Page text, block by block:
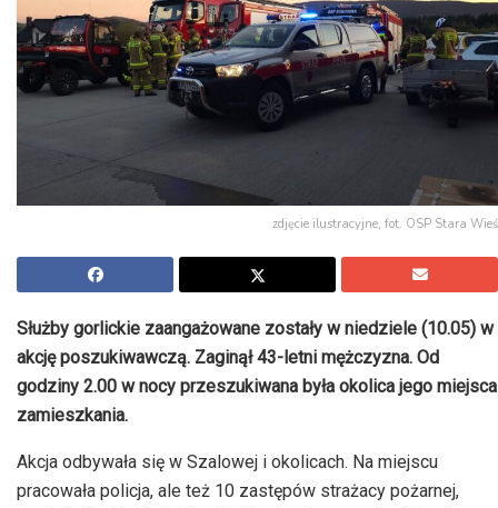
zdjęcie ilustracyjne, fot. OSP Stara Wieś
Służby gorlickie zaangażowane zostały w niedziele (10.05) w
akcję poszukiwawczą. Zaginął 43-letni mężczyzna. Od
godziny 2.00 w nocy przeszukiwana była okolica jego miejsca
zamieszkania.
Akcja odbywała się w Szalowej i okolicach. Na miejscu
pracowała policja, ale też 10 zastępów strażacy pożarnej,